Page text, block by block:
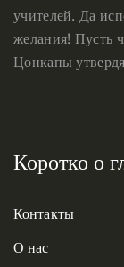
учителей. Да
желания! Пусть
Цонкапы
Коротко о
Контакты
О нас